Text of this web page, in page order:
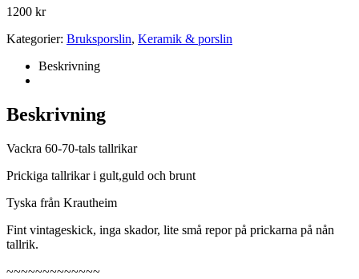
1200 kr
Kategorier: Bruksporslin, Keramik & porslin
Beskrivning
Beskrivning
Vackra 60-70-tals tallrikar
Prickiga tallrikar i gult,guld och brunt
Tyska från Krautheim
Fint vintageskick, inga skador, lite små repor på prickarna på nån
tallrik.
~~~~~~~~~~~~~